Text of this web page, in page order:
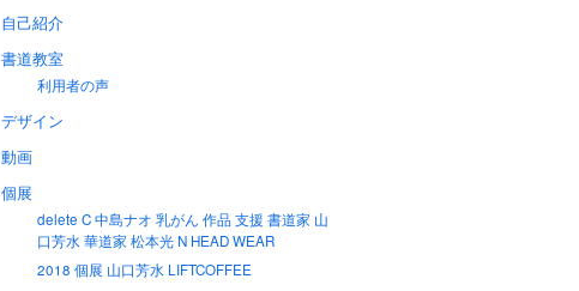
自己紹介
書道教室
利用者の声
デザイン
動画
個展
delete C 中島ナオ 乳がん 作品 支援 書道家 山
口芳水 華道家 松本光 N HEAD WEAR
2018 個展 山口芳水 LIFTCOFFEE